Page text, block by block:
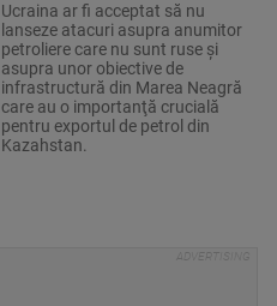
Ucraina ar fi acceptat să nu
lanseze atacuri asupra anumitor
petroliere care nu sunt ruse şi
asupra unor obiective de
infrastructură din Marea Neagră
care au o importanţă crucială
pentru exportul de petrol din
Kazahstan.